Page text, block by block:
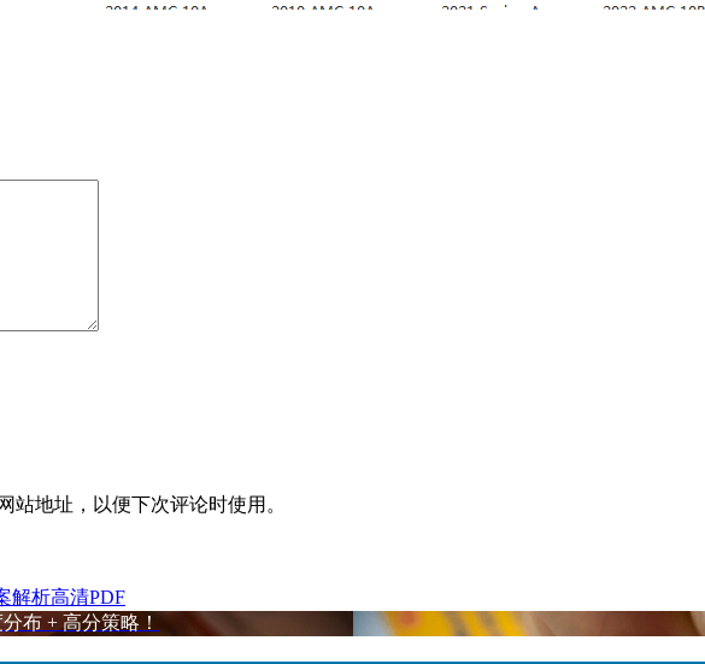
地址，以便下次评论时使用。
解析高清PDF
布 + 高分策略！